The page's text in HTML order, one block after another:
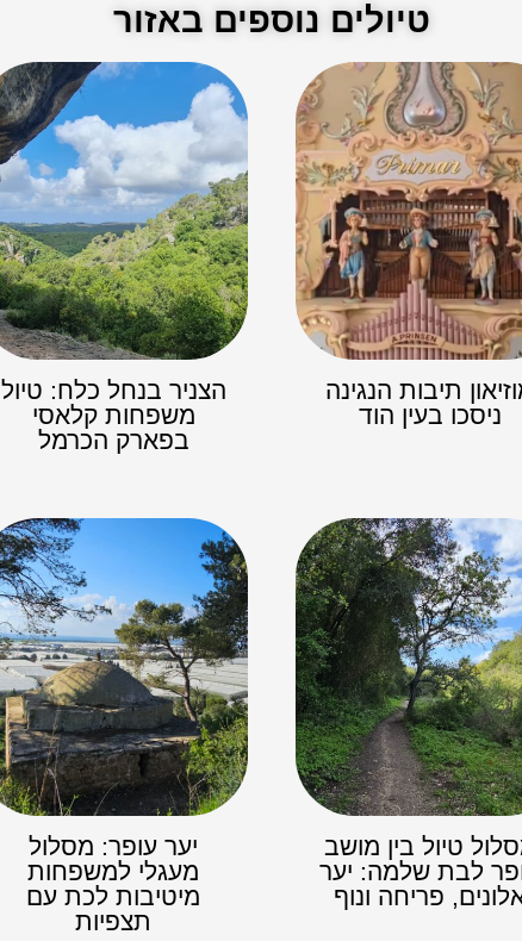
טיולים נוספים באזור
תיבות הנגינה
ניסכו בעין הוד
הצניר בנחל כלח: טיול
משפחות קלאסי
בפארק הכרמל
טיול בין מושב
לבת שלמה: יער
פריחה ונוף
יער עופר: מסלול
מעגלי למשפחות
מיטיבות לכת עם
תצפיות